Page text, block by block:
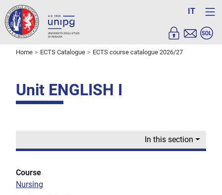
IT
Home ECTS Catalogue ECTS course catalogue 2026/27
Unit ENGLISH I
In this section
Course
Nursing